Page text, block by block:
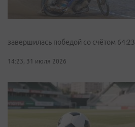
завершилась победой со счётом 64:23
14:23, 31 июля 2026